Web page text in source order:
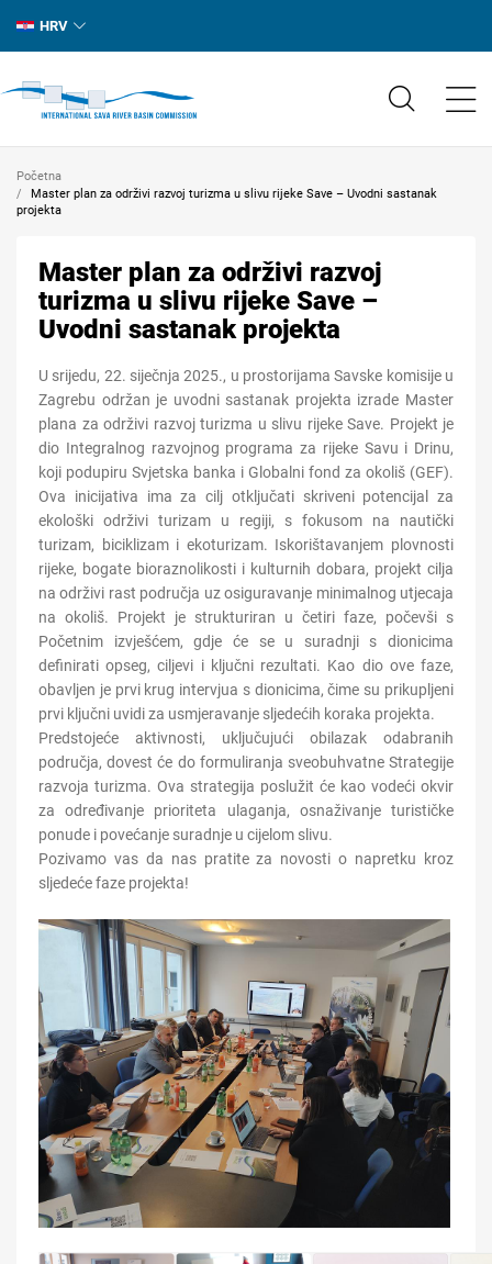
HRV
Početna
Master plan za održivi razvoj turizma u slivu rijeke Save – Uvodni sastanak
projekta
Master plan za održivi razvoj
turizma u slivu rijeke Save –
Uvodni sastanak projekta
U srijedu, 22. siječnja 2025., u prostorijama Savske komisije u
Zagrebu održan je uvodni sastanak projekta izrade Master
plana za održivi razvoj turizma u slivu rijeke Save. Projekt je
dio Integralnog razvojnog programa za rijeke Savu i Drinu,
koji podupiru Svjetska banka i Globalni fond za okoliš (GEF).
Ova inicijativa ima za cilj otključati skriveni potencijal za
ekološki održivi turizam u regiji, s fokusom na nautički
turizam, biciklizam i ekoturizam. Iskorištavanjem plovnosti
rijeke, bogate bioraznolikosti i kulturnih dobara, projekt cilja
na održivi rast područja uz osiguravanje minimalnog utjecaja
na okoliš. Projekt je strukturiran u četiri faze, počevši s
Početnim izvješćem, gdje će se u suradnji s dionicima
definirati opseg, ciljevi i ključni rezultati. Kao dio ove faze,
obavljen je prvi krug intervjua s dionicima, čime su prikupljeni
prvi ključni uvidi za usmjeravanje sljedećih koraka projekta.
Predstojeće aktivnosti, uključujući obilazak odabranih
područja, dovest će do formuliranja sveobuhvatne Strategije
razvoja turizma. Ova strategija poslužit će kao vodeći okvir
za određivanje prioriteta ulaganja, osnaživanje turističke
ponude i povećanje suradnje u cijelom slivu.
Pozivamo vas da nas pratite za novosti o napretku kroz
sljedeće faze projekta!